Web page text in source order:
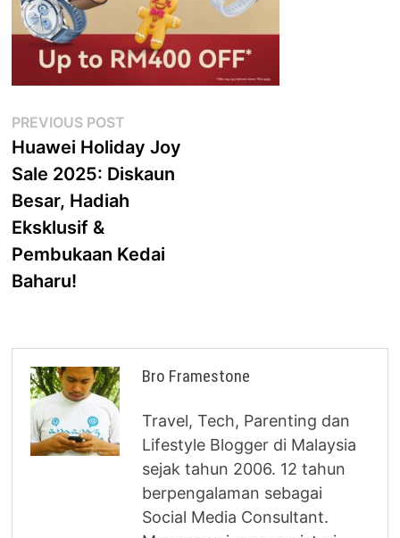
Post
navigation
PREVIOUS POST
post:
Huawei Holiday Joy
Sale 2025: Diskaun
Besar, Hadiah
Eksklusif &
Pembukaan Kedai
Baharu!
Bro Framestone
Travel, Tech, Parenting dan
Lifestyle Blogger di Malaysia
sejak tahun 2006. 12 tahun
berpengalaman sebagai
Social Media Consultant.